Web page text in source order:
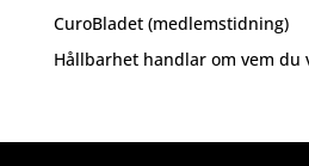
CuroBladet (medlemstidning)
Hållbarhet handlar om vem du